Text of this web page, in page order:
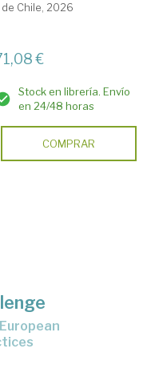
Chile, 2026
€
Stock en librería. Envío
en 24/48 horas
COMPRAR